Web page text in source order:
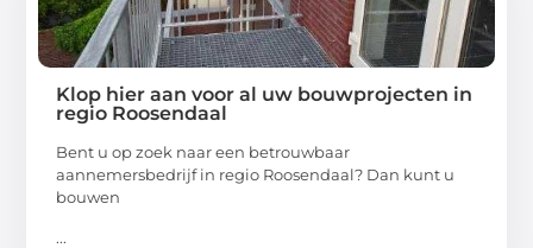
Klop hier aan voor al uw bouwprojecten in
regio Roosendaal
Bent u op zoek naar een betrouwbaar
aannemersbedrijf in regio Roosendaal? Dan kunt u
bouwen
...